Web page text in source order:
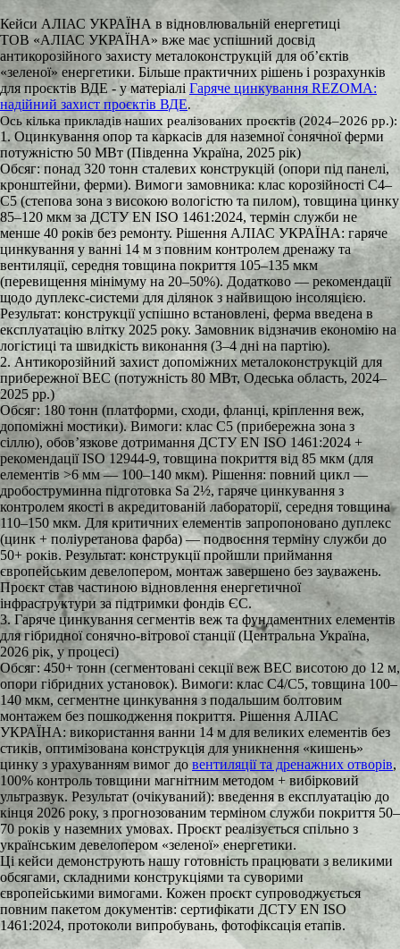
Кейси АЛІАС УКРАЇНА в відновлювальній енергетиці
ТОВ «АЛІАС УКРАЇНА» вже має успішний досвід
антикорозійного захисту металоконструкцій для об’єктів
«зеленої» енергетики. Більше практичних рішень і розрахунків
для проєктів ВДЕ - у матеріалі Гаряче цинкування REZOMA:
надійний захист проєктів ВДЕ.
Ось кілька прикладів наших реалізованих проєктів (2024–2026 рр.):
1. Оцинкування опор та каркасів для наземної сонячної ферми
потужністю 50 МВт (Південна Україна, 2025 рік)
Обсяг: понад 320 тонн сталевих конструкцій (опори під панелі,
кронштейни, ферми). Вимоги замовника: клас корозійності C4–
C5 (степова зона з високою вологістю та пилом), товщина цинку
85–120 мкм за ДСТУ EN ISO 1461:2024, термін служби не
менше 40 років без ремонту. Рішення АЛІАС УКРАЇНА: гаряче
цинкування у ванні 14 м з повним контролем дренажу та
вентиляції, середня товщина покриття 105–135 мкм
(перевищення мінімуму на 20–50%). Додатково — рекомендації
щодо дуплекс-системи для ділянок з найвищою інсоляцією.
Результат: конструкції успішно встановлені, ферма введена в
експлуатацію влітку 2025 року. Замовник відзначив економію на
логістиці та швидкість виконання (3–4 дні на партію).
2. Антикорозійний захист допоміжних металоконструкцій для
прибережної ВЕС (потужність 80 МВт, Одеська область, 2024–
2025 рр.)
Обсяг: 180 тонн (платформи, сходи, фланці, кріплення веж,
допоміжні мостики). Вимоги: клас C5 (прибережна зона з
сіллю), обов’язкове дотримання ДСТУ EN ISO 1461:2024 +
рекомендації ISO 12944-9, товщина покриття від 85 мкм (для
елементів >6 мм — 100–140 мкм). Рішення: повний цикл —
дробоструминна підготовка Sa 2½, гаряче цинкування з
контролем якості в акредитованій лабораторії, середня товщина
110–150 мкм. Для критичних елементів запропоновано дуплекс
(цинк + поліуретанова фарба) — подвоєння терміну служби до
50+ років. Результат: конструкції пройшли приймання
європейським девелопером, монтаж завершено без зауважень.
Проєкт став частиною відновлення енергетичної
інфраструктури за підтримки фондів ЄС.
3. Гаряче цинкування сегментів веж та фундаментних елементів
для гібридної сонячно-вітрової станції (Центральна Україна,
2026 рік, у процесі)
Обсяг: 450+ тонн (сегментовані секції веж ВЕС висотою до 12 м,
опори гібридних установок). Вимоги: клас C4/C5, товщина 100–
140 мкм, сегментне цинкування з подальшим болтовим
монтажем без пошкодження покриття. Рішення АЛІАС
УКРАЇНА: використання ванни 14 м для великих елементів без
стиків, оптимізована конструкція для уникнення «кишень»
цинку з урахуванням вимог до вентиляції та дренажних отворів,
100% контроль товщини магнітним методом + вибірковий
ультразвук. Результат (очікуваний): введення в експлуатацію до
кінця 2026 року, з прогнозованим терміном служби покриття 50–
70 років у наземних умовах. Проєкт реалізується спільно з
українським девелопером «зеленої» енергетики.
Ці кейси демонструють нашу готовність працювати з великими
обсягами, складними конструкціями та суворими
європейськими вимогами. Кожен проєкт супроводжується
повним пакетом документів: сертифікати ДСТУ EN ISO
1461:2024, протоколи випробувань, фотофіксація етапів.